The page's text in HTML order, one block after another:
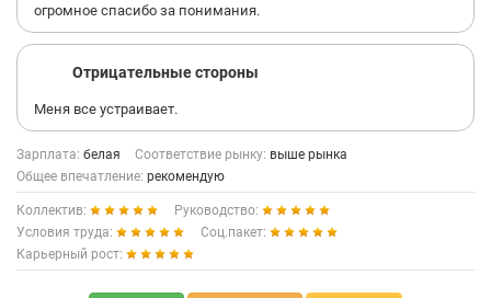
огромное спасибо за понимания.
Отрицательные стороны
Меня все устраивает.
Зарплата: белая Соответствие рынку: выше рынка
Общее впечатление: рекомендую
Коллектив:
Руководство:
Условия труда:
Соц.пакет:
Карьерный рост: